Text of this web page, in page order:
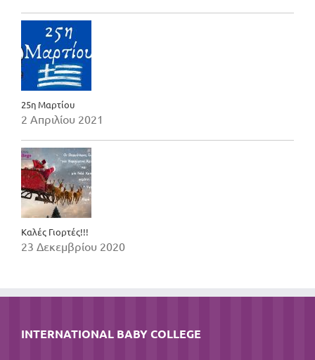
25η Μαρτίου
2 Απριλίου 2021
Καλές Γιορτές!!!
23 Δεκεμβρίου 2020
INTERNATIONAL BABY COLLEGE